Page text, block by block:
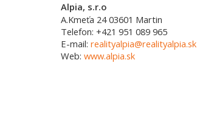
Alpia, s.r.o
A.Kmeťa 24 03601 Martin
Telefon: +421 951 089 965
E-mail: realityalpia@realityalpia.sk
Web: www.alpia.sk